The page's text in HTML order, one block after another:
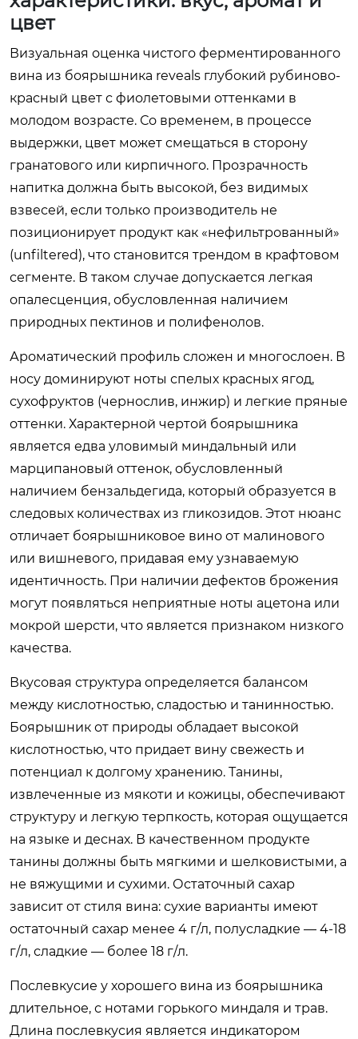
цвет
Визуальная оценка чистого ферментированного
вина из боярышника reveals глубокий рубиново-
красный цвет с фиолетовыми оттенками в
молодом возрасте. Со временем, в процессе
выдержки, цвет может смещаться в сторону
гранатового или кирпичного. Прозрачность
напитка должна быть высокой, без видимых
взвесей, если только производитель не
позиционирует продукт как «нефильтрованный»
(unfiltered), что становится трендом в крафтовом
сегменте. В таком случае допускается легкая
опалесценция, обусловленная наличием
природных пектинов и полифенолов.
Ароматический профиль сложен и многослоен. В
носу доминируют ноты спелых красных ягод,
сухофруктов (чернослив, инжир) и легкие пряные
оттенки. Характерной чертой боярышника
является едва уловимый миндальный или
марципановый оттенок, обусловленный
наличием бензальдегида, который образуется в
следовых количествах из гликозидов. Этот нюанс
отличает боярышниковое вино от малинового
или вишневого, придавая ему узнаваемую
идентичность. При наличии дефектов брожения
могут появляться неприятные ноты ацетона или
мокрой шерсти, что является признаком низкого
качества.
Вкусовая структура определяется балансом
между кислотностью, сладостью и танинностью.
Боярышник от природы обладает высокой
кислотностью, что придает вину свежесть и
потенциал к долгому хранению. Танины,
извлеченные из мякоти и кожицы, обеспечивают
структуру и легкую терпкость, которая ощущается
на языке и деснах. В качественном продукте
танины должны быть мягкими и шелковистыми, а
не вяжущими и сухими. Остаточный сахар
зависит от стиля вина: сухие варианты имеют
остаточный сахар менее 4 г/л, полусладкие — 4-18
г/л, сладкие — более 18 г/л.
Послевкусие у хорошего вина из боярышника
длительное, с нотами горького миндаля и трав.
Длина послевкусия является индикатором